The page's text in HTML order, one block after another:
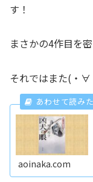
す！
まさかの4作目を
それではまた(・∀
aoinaka.com